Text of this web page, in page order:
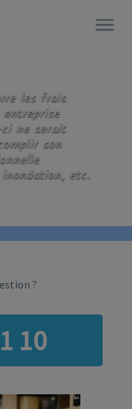
les frais
ne serait
son
etc.
?
10